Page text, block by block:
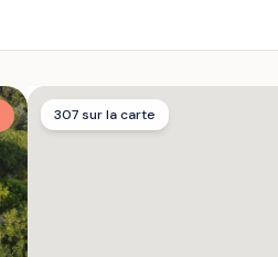
307 sur la carte